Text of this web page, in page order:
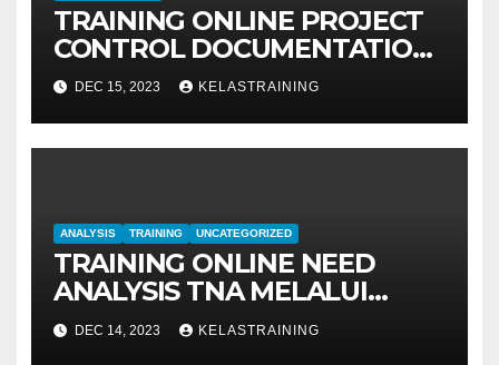
TRAINING ONLINE PROJECT
CONTROL DOCUMENTATION
MANAGEMENT
DEC 15, 2023 KELASTRAINING
ANALYSIS TRAINING UNCATEGORIZED
TRAINING ONLINE NEED
ANALYSIS TNA MELALUI
METODE IDENTIFIKASI DAN
EVALUASI
DEC 14, 2023 KELASTRAINING